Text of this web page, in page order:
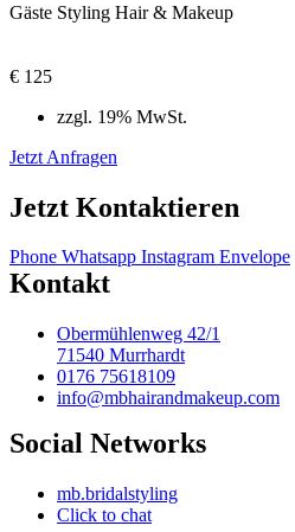
Gäste Styling Hair & Makeup
€ 125
zzgl. 19% MwSt.
Jetzt Anfragen
Jetzt Kontaktieren
Phone Whatsapp Instagram Envelope
Kontakt
Obermühlenweg 42/1
71540 Murrhardt
0176 75618109
info@mbhairandmakeup.com
Social Networks
mb.bridalstyling
Click to chat